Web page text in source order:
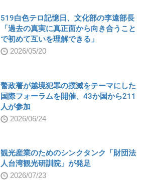
519白色テロ記憶日、文化部の李遠部長
「過去の真実に真正面から向き合うこと
で初めて互いを理解できる」
2026/05/20
警政署が越境犯罪の撲滅をテーマにした
国際フォーラムを開催、43か国から211
人が参加
2026/06/24
観光産業のためのシンクタンク「財団法
人台湾観光研訓院」が発足
2026/07/23